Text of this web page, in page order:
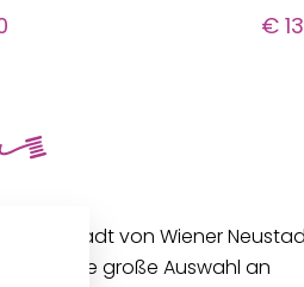
€
Innenstadt von Wiener
bieten eine große Auswahl an